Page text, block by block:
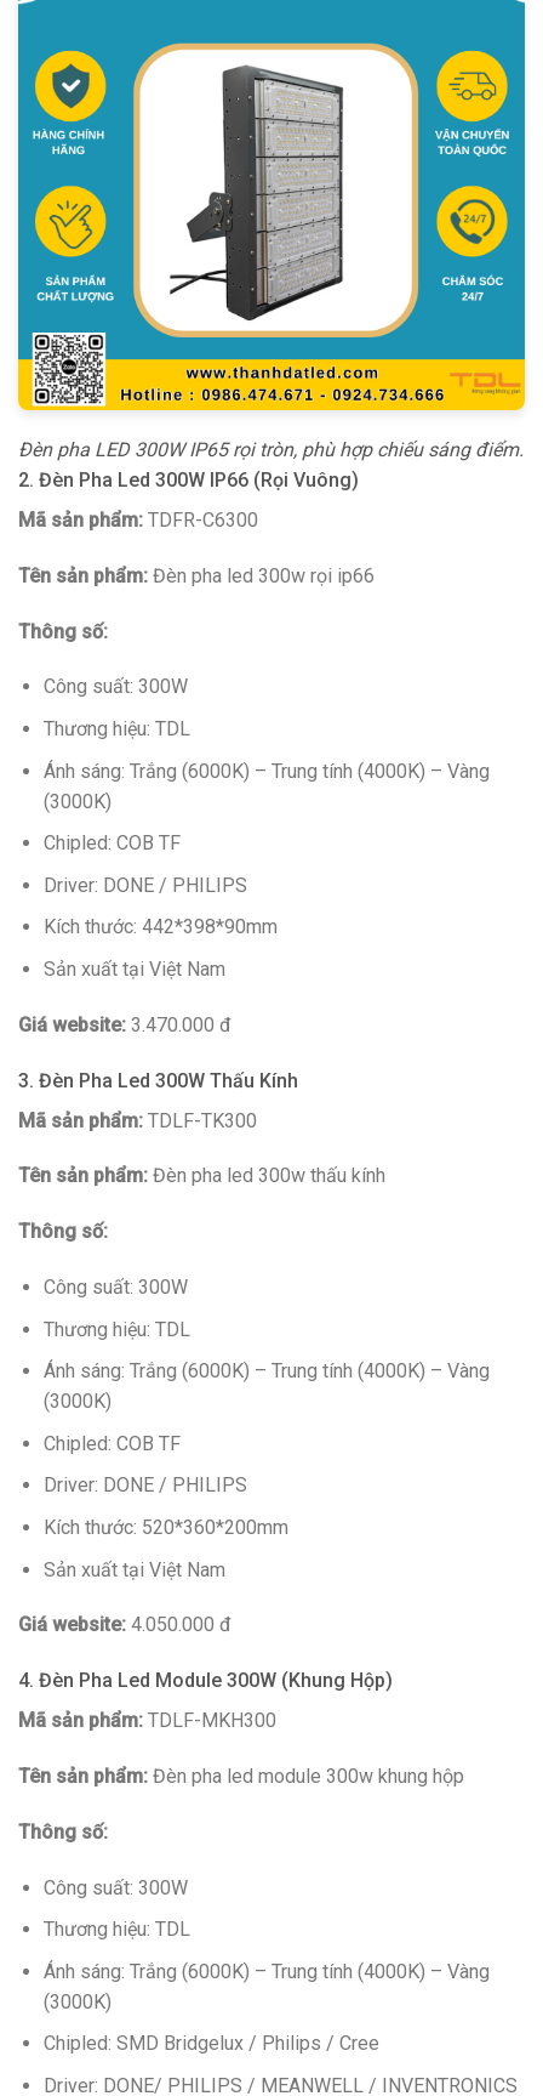
Đèn pha LED 300W IP65 rọi tròn, phù hợp chiếu sáng điểm.
2. Đèn Pha Led 300W IP66 (Rọi Vuông)
Mã sản phẩm: TDFR-C6300
Tên sản phẩm: Đèn pha led 300w rọi ip66
Thông số:
Công suất: 300W
Thương hiệu: TDL
Ánh sáng: Trắng (6000K) – Trung tính (4000K) – Vàng
(3000K)
Chipled: COB TF
Driver: DONE / PHILIPS
Kích thước: 442*398*90mm
Sản xuất tại Việt Nam
Giá website: 3.470.000 đ
3. Đèn Pha Led 300W Thấu Kính
Mã sản phẩm: TDLF-TK300
Tên sản phẩm: Đèn pha led 300w thấu kính
Thông số:
Công suất: 300W
Thương hiệu: TDL
Ánh sáng: Trắng (6000K) – Trung tính (4000K) – Vàng
(3000K)
Chipled: COB TF
Driver: DONE / PHILIPS
Kích thước: 520*360*200mm
Sản xuất tại Việt Nam
Giá website: 4.050.000 đ
4. Đèn Pha Led Module 300W (Khung Hộp)
Mã sản phẩm: TDLF-MKH300
Tên sản phẩm: Đèn pha led module 300w khung hộp
Thông số:
Công suất: 300W
Thương hiệu: TDL
Ánh sáng: Trắng (6000K) – Trung tính (4000K) – Vàng
(3000K)
Chipled: SMD Bridgelux / Philips / Cree
Driver: DONE/ PHILIPS / MEANWELL / INVENTRONICS